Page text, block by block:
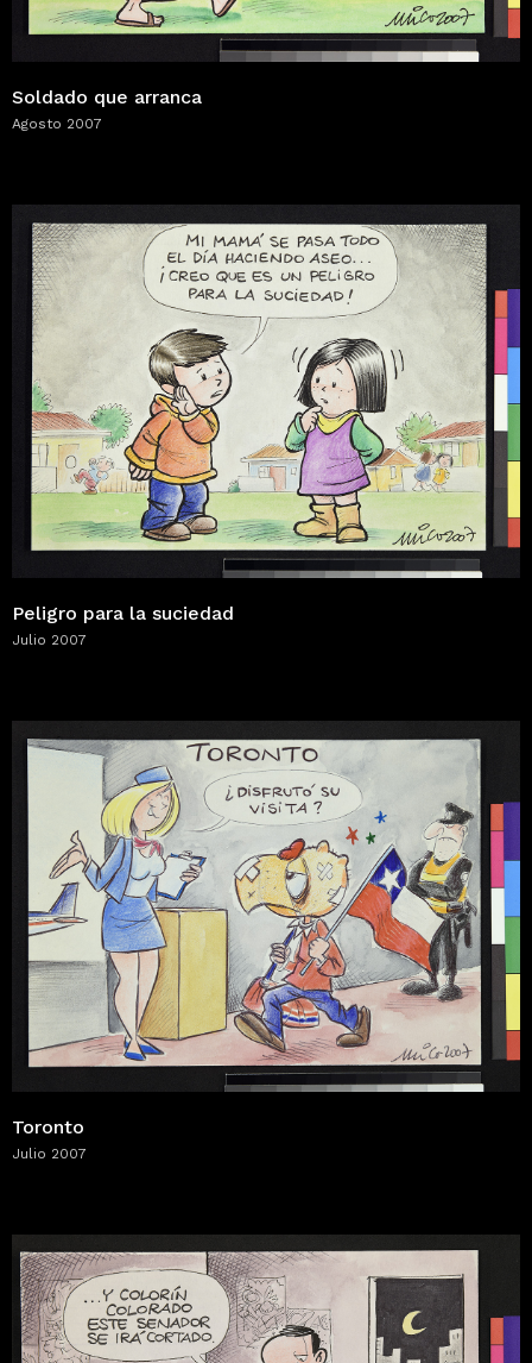
Soldado que arranca
Agosto 2007
Peligro para la suciedad
Julio 2007
Toronto
Julio 2007